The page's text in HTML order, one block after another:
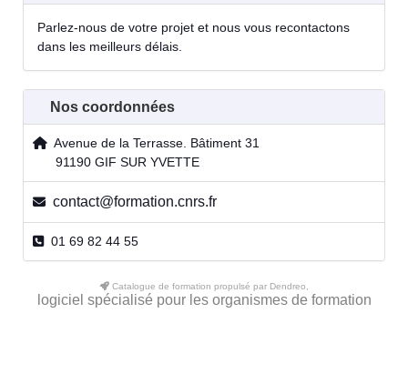
Parlez-nous de votre projet et nous vous recontactons
dans les meilleurs délais.
Nos coordonnées
Avenue de la Terrasse. Bâtiment 31
91190 GIF SUR YVETTE
contact@formation.cnrs.fr
01 69 82 44 55
Catalogue de formation propulsé par Dendreo,
logiciel spécialisé pour les organismes de formation